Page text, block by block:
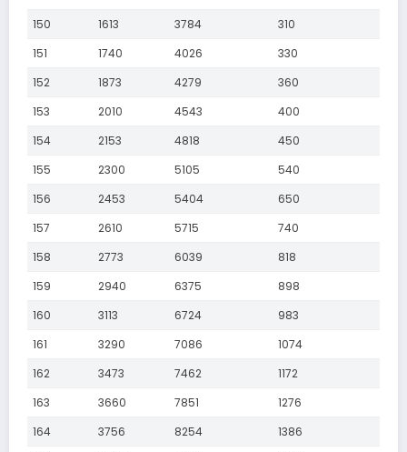
150
1613 3784
310
151
1740 4026
330
152
1873 4279
360
153
2010 4543
400
154
2153 4818
450
155
2300 5105
540
156
2453 5404
650
157
2610 5715
740
158
2773 6039
818
159
2940 6375
898
160
3113 6724
983
161
3290 7086
1074
162
3473 7462
1172
163
3660 7851
1276
164
3756 8254
1386